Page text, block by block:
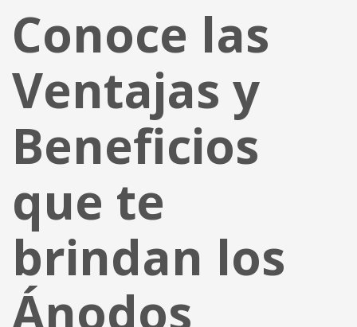
Conoce las
Ventajas y
Beneficios
que te
brindan los
Ánodos